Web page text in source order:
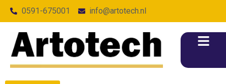
0591-675001 info@artotech.nl